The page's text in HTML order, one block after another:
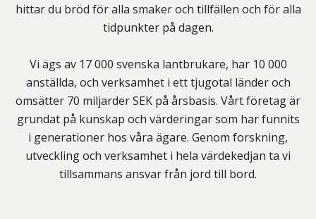
hittar du bröd för alla smaker och tillfällen och för alla
tidpunkter på dagen.
Vi ägs av 17 000 svenska lantbrukare, har 10 000
anställda, och verksamhet i ett tjugotal länder och
omsätter 70 miljarder SEK på årsbasis. Vårt företag är
grundat på kunskap och värderingar som har funnits
i generationer hos våra ägare. Genom forskning,
utveckling och verksamhet i hela värdekedjan ta vi
tillsammans ansvar från jord till bord.